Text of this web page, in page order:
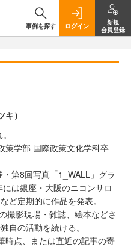
事例を探す ログイン
新規
会員登録
）
策学部 国際政策文化学科卒
第8回写真「1_WALL」グラ
は銀座・大阪のニコンサロ
ど定期的に作品を発表。
撮影現場・雑誌、絵本などさ
自の活動を続ける。
時点、または直近の記事の寄